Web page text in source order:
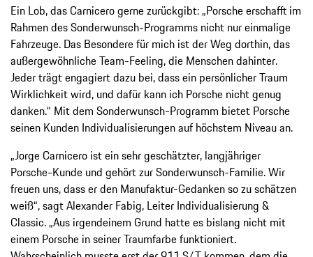
Ein Lob, das Carnicero gerne zurückgibt: „Porsche erschafft im
Rahmen des Sonderwunsch-Programms nicht nur einmalige
Fahrzeuge. Das Besondere für mich ist der Weg dorthin, das
außergewöhnliche Team-Feeling, die Menschen dahinter.
Jeder trägt engagiert dazu bei, dass ein persönlicher Traum
Wirklichkeit wird, und dafür kann ich Porsche nicht genug
danken.“ Mit dem Sonderwunsch-Programm bietet Porsche
seinen Kunden Individualisierungen auf höchstem Niveau an.
„Jorge Carnicero ist ein sehr geschätzter, langjähriger
Porsche-Kunde und gehört zur Sonderwunsch-Familie. Wir
freuen uns, dass er den Manufaktur-Gedanken so zu schätzen
weiß“, sagt Alexander Fabig, Leiter Individualisierung &
Classic. „Aus irgendeinem Grund hatte es bislang nicht mit
einem Porsche in seiner Traumfarbe funktioniert.